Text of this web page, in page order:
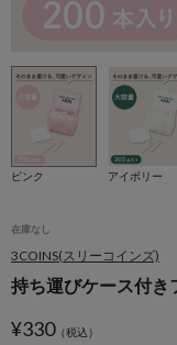
ピンク アイボリー
在庫なし
3COINS(スリーコインズ)
持ち運びケース付き
¥330（税込）